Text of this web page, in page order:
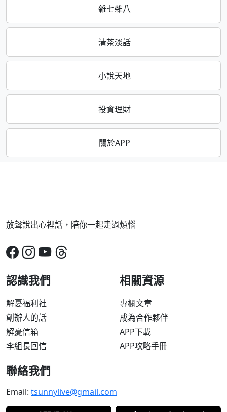
雜七雜八
清茶淡話
小說天地
投資理財
關於APP
放聲說出心裡話，陪你一起走過煩惱
認識我們
解憂福利社
創辦人的話
解憂信箱
李組長回信
相關資源
專欄文章
成為合作夥伴
APP下載
APP攻略手冊
聯絡我們
Email: tsunnylive@gmail.com